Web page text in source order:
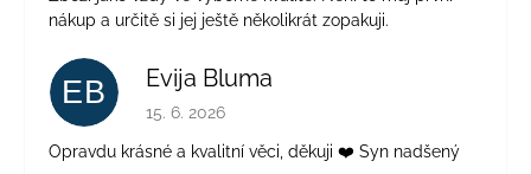
nákup a určitě si jej ještě několikrát zopakuji.
EB Evija Bluma
Hodnocení obchodu je 5 z 5 hvězdiček.
15. 6. 2026
Opravdu krásné a kvalitní věci, děkuji ❤️ Syn nadšený